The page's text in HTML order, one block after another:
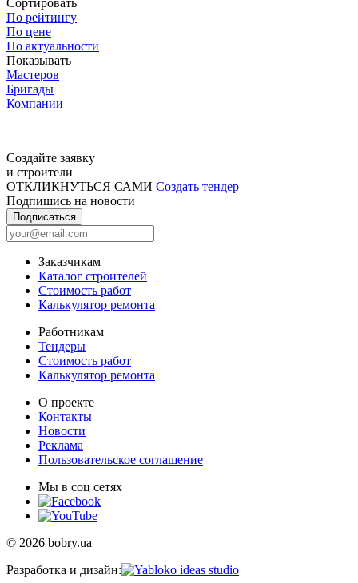
Сортировать
По рейтингу
По цене
По актуальности
Показывать
Мастеров
Бригады
Компании
Создайте заявку
и строители
ОТКЛИКНУТЬСЯ САМИ Создать тендер
Подпишись на новости
Подписаться
Заказчикам
Каталог строителей
Стоимость работ
Калькулятор ремонта
Работникам
Тендеры
Стоимость работ
Калькулятор ремонта
О проекте
Контакты
Новости
Реклама
Пользовательское соглашение
Мы в соц сетях
© 2026 bobry.ua
Разработка и дизайн: